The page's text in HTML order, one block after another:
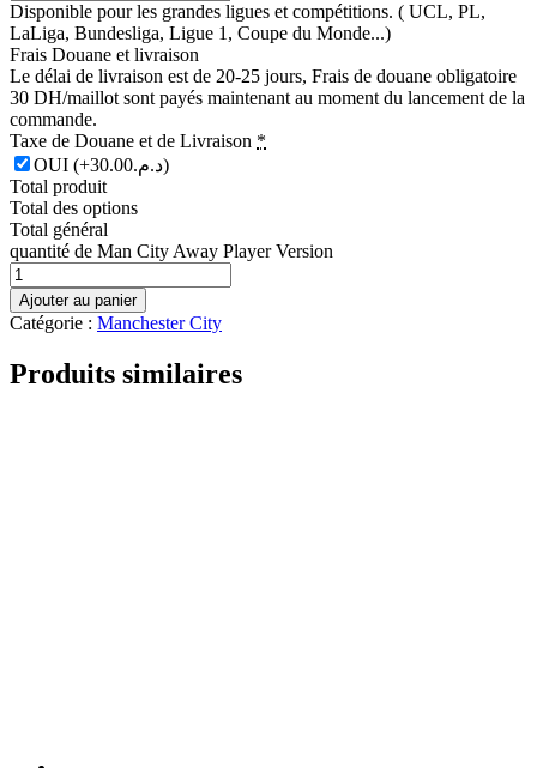
Disponible pour les grandes ligues et compétitions. ( UCL, PL,
LaLiga, Bundesliga, Ligue 1, Coupe du Monde...)
Frais Douane et livraison
Le délai de livraison est de 20-25 jours, Frais de douane obligatoire
30 DH/maillot sont payés maintenant au moment du lancement de la
commande.
Taxe de Douane et de Livraison *
OUI
(+د.م.30.00)
Total produit
Total des options
Total général
quantité de Man City Away Player Version
Ajouter au panier
Catégorie : Manchester City
Produits similaires